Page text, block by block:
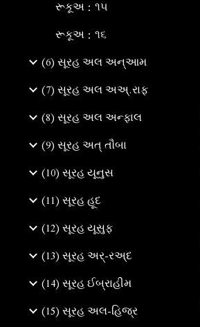
રૂકૂઅ : ૧૫
રૂકૂઅ : ૧૬
(6) સૂરહ અલ અન્આમ
(7) સૂરહ અલ અઅ્.રાફ
(8) સૂરહ અલ અન્ફાલ
(9) સૂરહ અત્‌ તૌબા
(10) સૂરહ યૂનુસ
(11) સૂરહ હૂદ
(12) સૂરહ યૂસુફ
(13) સૂરહ અર્-રઅ્દ
(14) સૂરહ ઈબ્રાહીમ
(15) સૂરહ અલ-હિજ્ર